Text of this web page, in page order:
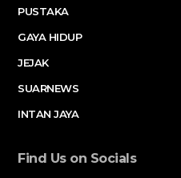
PUSTAKA
GAYA HIDUP
JEJAK
SUARNEWS
INTAN JAYA
Find Us on Socials